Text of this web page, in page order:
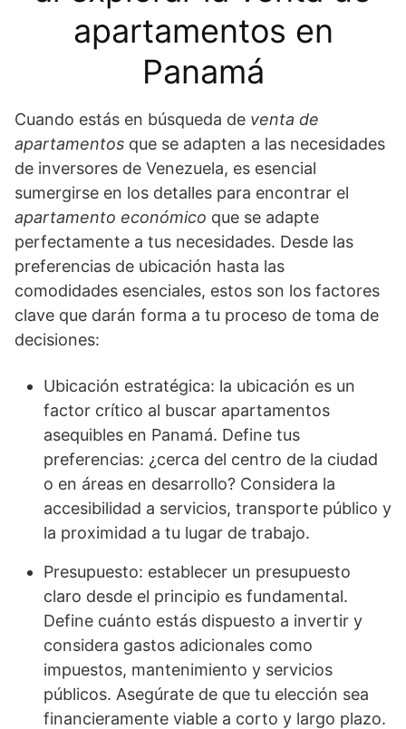
apartamentos en
Panamá
Cuando estás en búsqueda de venta de
apartamentos que se adapten a las necesidades
de inversores de Venezuela, es esencial
sumergirse en los detalles para encontrar el
apartamento económico que se adapte
perfectamente a tus necesidades. Desde las
preferencias de ubicación hasta las
comodidades esenciales, estos son los factores
clave que darán forma a tu proceso de toma de
decisiones:
Ubicación estratégica: la ubicación es un
factor crítico al buscar apartamentos
asequibles en Panamá. Define tus
preferencias: ¿cerca del centro de la ciudad
o en áreas en desarrollo? Considera la
accesibilidad a servicios, transporte público y
la proximidad a tu lugar de trabajo.
Presupuesto: establecer un presupuesto
claro desde el principio es fundamental.
Define cuánto estás dispuesto a invertir y
considera gastos adicionales como
impuestos, mantenimiento y servicios
públicos. Asegúrate de que tu elección sea
financieramente viable a corto y largo plazo.